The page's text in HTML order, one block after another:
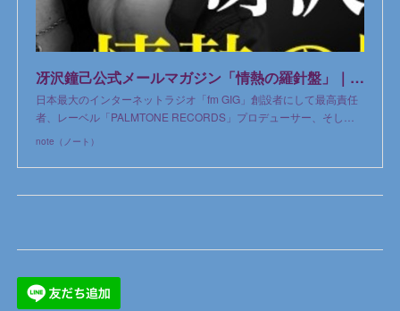
冴沢鐘己公式メールマガジン「情熱の羅針盤」｜冴沢鐘己｜note
日本最大のインターネットラジオ「fm GIG」創設者にして最高責任
者、レーベル「PALMTONE RECORDS」プロデューサー、そし…
note（ノート）